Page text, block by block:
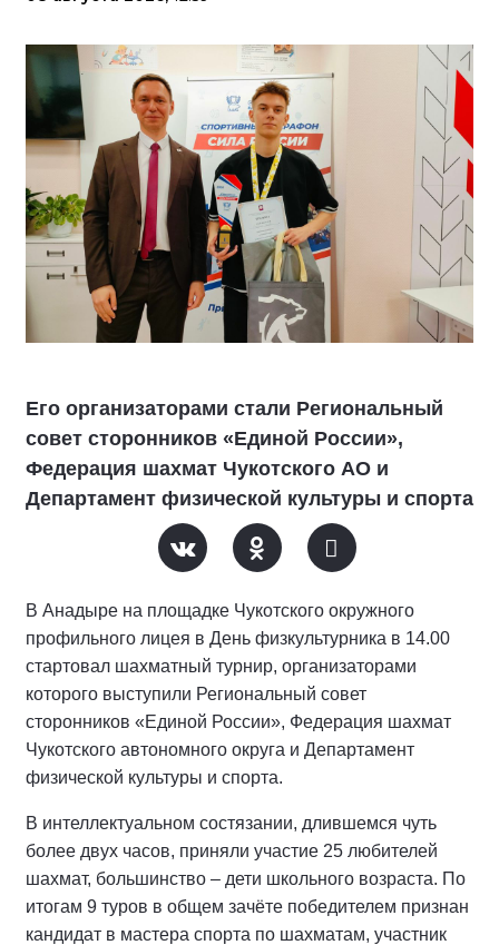
Его организаторами стали Региональный
совет сторонников «Единой России»,
Федерация шахмат Чукотского АО и
Департамент физической культуры и спорта
В Анадыре на площадке Чукотского окружного
профильного лицея в День физкультурника в 14.00
стартовал шахматный турнир, организаторами
которого выступили Региональный совет
сторонников «Единой России», Федерация шахмат
Чукотского автономного округа и Департамент
физической культуры и спорта.
В интеллектуальном состязании, длившемся чуть
более двух часов, приняли участие 25 любителей
шахмат, большинство – дети школьного возраста. По
итогам 9 туров в общем зачёте победителем признан
кандидат в мастера спорта по шахматам, участник